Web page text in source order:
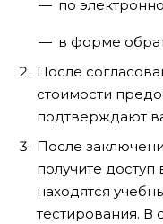
по
в форме
После
стоимости
подтверждают
После
получите доступ
находятся
тестирования. В